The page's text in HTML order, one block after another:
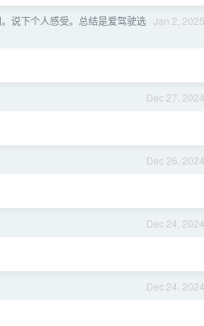
Jan 2, 2025
说下个人感受。总结是爱驾驶选
Dec 27, 2024
Dec 26, 2024
Dec 24, 2024
Dec 24, 2024